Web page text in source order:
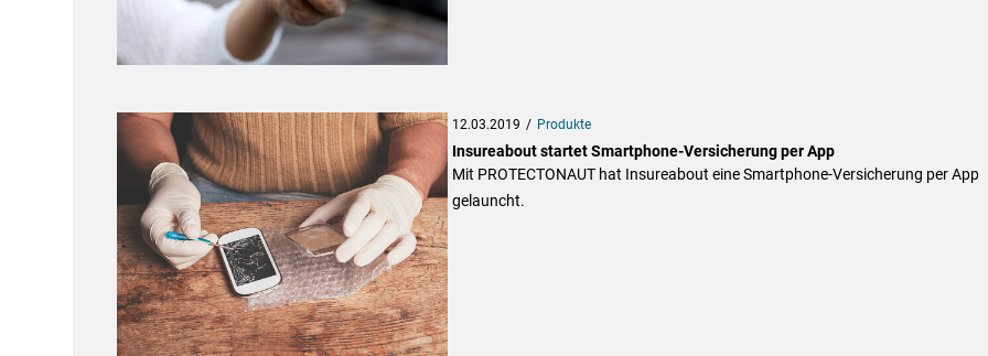
12.03.2019 Produkte
Insureabout startet Smartphone-Versicherung per App
Mit PROTECTONAUT hat Insureabout eine Smartphone-Versicherung per App
gelauncht.